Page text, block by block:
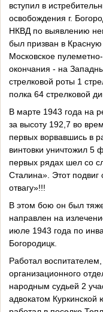
вступил в
освобождения г.
НКВД по выявлению
был призван в
Московское
окончания - на
стрелковой роты 1
полка 64 стрелковой
В марте 1943 года на
за высоту 192,7 во
первых ворвавшись в
винтовки уничтожил 5
первых рядах шел со
Сталина». Этот
отвагу»!!!
В этом бою он был
направлен на
июле 1943 года по
Богородицк.
Работал
организационного
народным судьей 2
адвокатом Куркинской